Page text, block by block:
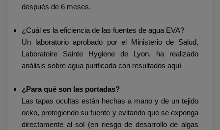
después de 6 meses.
¿Cuál es la eficiencia de las fuentes de agua EVA?
Un laboratorio aprobado por el Ministerio de Salud,
Laboratoire Sainte Hygiene de Lyon, ha realizado
análisis sobre agua purificada con resultados aquí
¿Para qué son las portadas?
Las tapas ocultas están hechas a mano y de un tejido
oeko, protegiendo su fuente y evitando que se exponga
directamente al sol (en riesgo de desarrollo de algas